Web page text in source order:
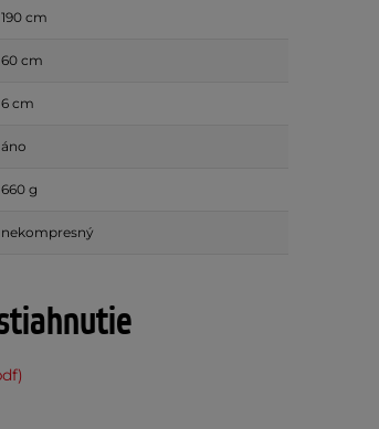
190 cm
60 cm
6 cm
áno
660 g
nekompresný